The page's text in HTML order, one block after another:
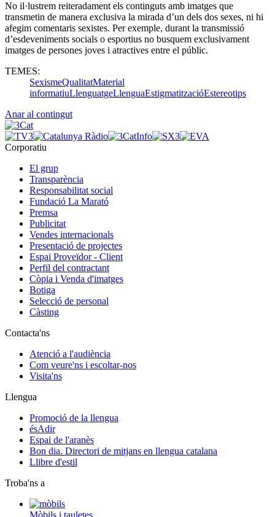
No il·lustrem reiteradament els continguts amb imatges que
transmetin de manera exclusiva la mirada d’un dels dos sexes, ni hi
afegim comentaris sexistes. Per exemple, durant la transmissió
d’esdeveniments socials o esportius no busquem exclusivament
imatges de persones joves i atractives entre el públic.
TEMES:
SexismeQualitatMaterial
informatiuLlenguatgeLlenguaEstigmatitzacióEstereotips
Anar al contingut
Corporatiu
El grup
Transparència
Responsabilitat social
Fundació La Marató
Premsa
Publicitat
Vendes internacionals
Presentació de projectes
Espai Proveïdor - Client
Perfil del contractant
Còpia i Venda d'imatges
Botiga
Selecció de personal
Càsting
Contacta'ns
Atenció a l'audiència
Com veure'ns i escoltar-nos
Visita'ns
Llengua
Promoció de la llengua
ésAdir
Espai de l'aranès
Bon dia. Directori de mitjans en llengua catalana
Llibre d'estil
Troba'ns a